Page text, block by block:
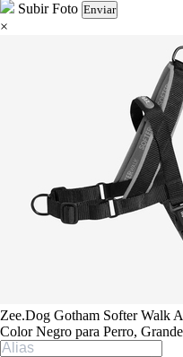
Subir Foto Enviar
×
Zee.Dog Gotham Softer Walk
Color Negro para Perro, Grande